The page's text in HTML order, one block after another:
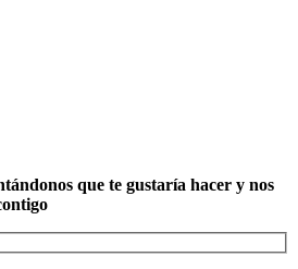
que te gustaría hacer y nos